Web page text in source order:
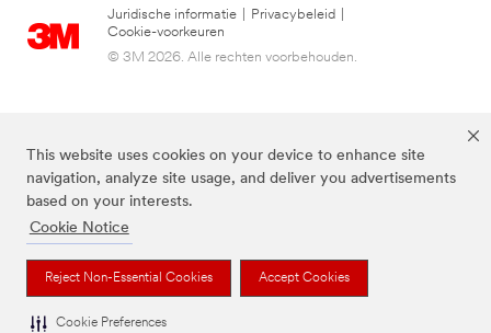
This website uses cookies on your device to enhance site
navigation, analyze site usage, and deliver you advertisements
based on your interests.
Cookie Notice
Reject Non-Essential Cookies Accept Cookies
Cookie Preferences
Juridische informatie Privacybeleid
Cookie-voorkeuren
© 3M 2026. Alle rechten voorbehouden.
3M, Post-it® en de kleur Canary Yellow™ zijn handelsmerken van 3M.